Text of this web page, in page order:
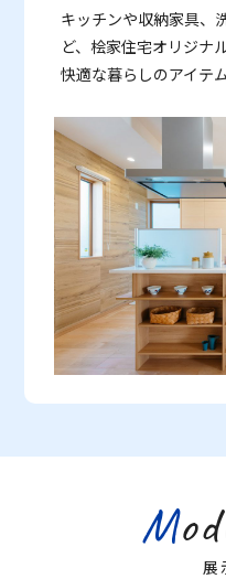
キッチンや収納家具、
ど、桧家住宅オリジナ
快適な暮らしのアイテ
展